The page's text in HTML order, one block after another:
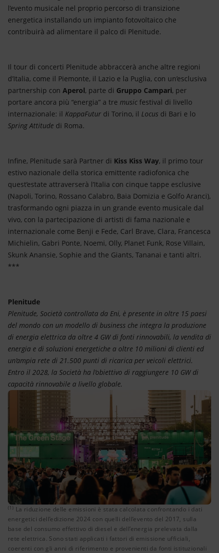
l’evento musicale nel proprio percorso di transizione
energetica installando un impianto fotovoltaico che
contribuirà ad alimentare il palco di Plenitude.
Il tour di concerti Plenitude abbraccerà anche altre regioni
d’Italia, come il Piemonte, il Lazio e la Puglia, con un’esclusiva
partnership con Aperol, parte di Gruppo Campari, per
portare ancora più “energia” a tre music festival di livello
internazionale: il KappaFutur di Torino, il Locus di Bari e lo
Spring Attitude di Roma.
Infine, Plenitude sarà Partner di Kiss Kiss Way, il primo tour
estivo nazionale della storica emittente radiofonica che
quest’estate attraverserà l’Italia con cinque tappe esclusive
(Napoli, Torino, Rossano Calabro, Baia Domizia e Golfo Aranci),
trasformando ogni piazza in un grande evento musicale dal
vivo, con la partecipazione di artisti di fama nazionale e
internazionale come Benji e Fede, Carl Brave, Clara, Francesca
Michielin, Gabri Ponte, Noemi, Olly, Planet Funk, Rose Villain,
Skunk Anansie, Sophie and the Giants, Tananai e tanti altri.
***
Plenitude
Plenitude, Società controllata da Eni, è presente in oltre 15 paesi
del mondo con un modello di business che integra la produzione
di energia elettrica da oltre 4 GW di fonti rinnovabili, la vendita di
energia e di soluzioni energetiche a oltre 10 milioni di clienti ed
un’ampia rete di 21.500 punti di ricarica per veicoli elettrici.
Entro il 2028, la Società ha l’obiettivo di raggiungere 10 GW di
capacità rinnovabile a livello globale.
La riduzione delle emissioni è stata calcolata
(1) La riduzione delle emissioni è stata calcolata confrontando i dati
energetici dell’edizione 2024 con quelli dell’evento del 2017, sulla
base del consumo effettivo di diesel e dell’energia prelevata dalla
rete elettrica. Sono stati applicati i fattori di emissione ufficiali,
coerenti con gli anni di riferimento e provenienti da fonti istituzionali